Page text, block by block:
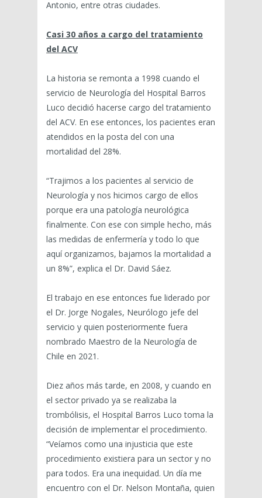
Antonio, entre otras ciudades.
Casi 30 años a cargo del tratamiento
del ACV
La historia se remonta a 1998 cuando el
servicio de Neurología del Hospital Barros
Luco decidió hacerse cargo del tratamiento
del ACV. En ese entonces, los pacientes eran
atendidos en la posta del con una
mortalidad del 28%.
“Trajimos a los pacientes al servicio de
Neurología y nos hicimos cargo de ellos
porque era una patología neurológica
finalmente. Con ese con simple hecho, más
las medidas de enfermería y todo lo que
aquí organizamos, bajamos la mortalidad a
un 8%”, explica el Dr. David Sáez.
El trabajo en ese entonces fue liderado por
el Dr. Jorge Nogales, Neurólogo jefe del
servicio y quien posteriormente fuera
nombrado Maestro de la Neurología de
Chile en 2021.
Diez años más tarde, en 2008, y cuando en
el sector privado ya se realizaba la
trombólisis, el Hospital Barros Luco toma la
decisión de implementar el procedimiento.
“Veíamos como una injusticia que este
procedimiento existiera para un sector y no
para todos. Era una inequidad. Un día me
encuentro con el Dr. Nelson Montaña, quien